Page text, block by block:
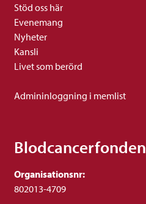
Stöd oss här
Evenemang
Nyheter
Kansli
Livet som berörd
Admininloggning i memlist
Blodcancerfonden
Organisationsnr:
802013-4709